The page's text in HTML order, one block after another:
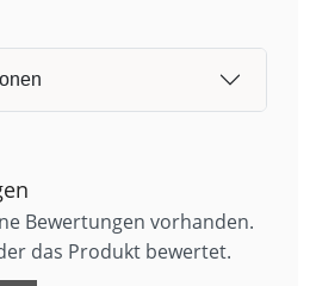
Bewertungen vorhanden.
das Produkt bewertet.